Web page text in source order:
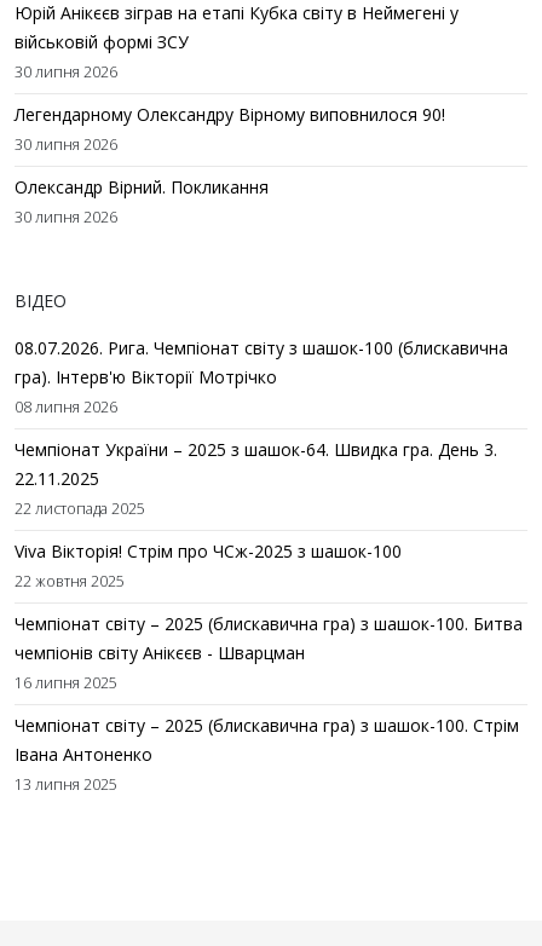
Юрій Анікєєв зіграв на етапі Кубка світу в Неймегені у
військовій формі ЗСУ
30 липня 2026
Легендарному Олександру Вірному виповнилося 90!
30 липня 2026
Олександр Вірний. Покликання
30 липня 2026
ВІДЕО
08.07.2026. Рига. Чемпіонат світу з шашок-100 (блискавична
гра). Інтерв'ю Вікторії Мотрічко
08 липня 2026
Чемпіонат України – 2025 з шашок-64. Швидка гра. День 3.
22.11.2025
22 листопада 2025
Viva Вікторія! Стрім про ЧСж-2025 з шашок-100
22 жовтня 2025
Чемпіонат світу – 2025 (блискавична гра) з шашок-100. Битва
чемпіонів світу Анікєєв - Шварцман
16 липня 2025
Чемпіонат світу – 2025 (блискавична гра) з шашок-100. Стрім
Івана Антоненко
13 липня 2025